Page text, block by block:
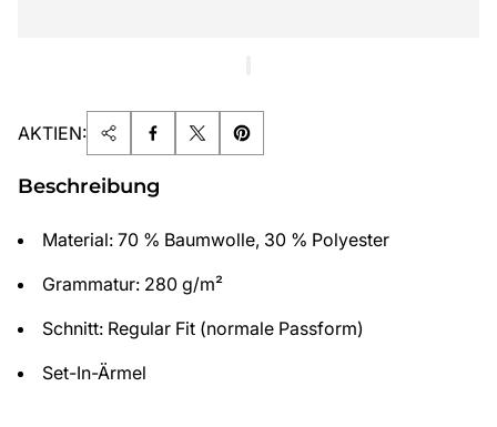
AKTIEN:
Beschreibung
Material: 70 % Baumwolle, 30 % Polyester
Grammatur: 280 g/m²
Schnitt: Regular Fit (normale Passform)
Set-In-Ärmel